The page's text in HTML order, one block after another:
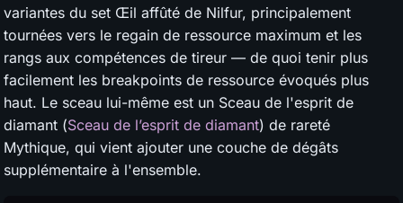
variantes du set Œil affûté de Nilfur, principalement
tournées vers le regain de ressource maximum et les
rangs aux compétences de tireur — de quoi tenir plus
facilement les breakpoints de ressource évoqués plus
haut. Le sceau lui-même est un Sceau de l'esprit de
diamant (Sceau de l’esprit de diamant) de rareté
Mythique, qui vient ajouter une couche de dégâts
supplémentaire à l'ensemble.